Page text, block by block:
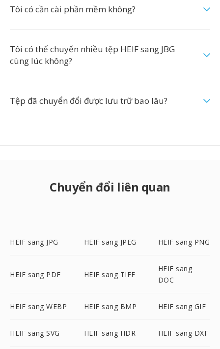
Tôi có cần cài phần mềm không?
Tôi có thể chuyển nhiều tệp HEIF sang JBG
cùng lúc không?
Tệp đã chuyển đổi được lưu trữ bao lâu?
Chuyển đổi liên quan
HEIF sang JPG HEIF sang JPEG HEIF sang PNG
HEIF sang PDF HEIF sang TIFF
HEIF sang
DOC
HEIF sang WEBP HEIF sang BMP HEIF sang GIF
HEIF sang SVG HEIF sang HDR HEIF sang DXF